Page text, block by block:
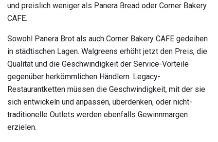
und preislich weniger als Panera Bread oder Corner Bakery
CAFE.
Sowohl Panera Brot als auch Corner Bakery CAFE gedeihen
in städtischen Lagen. Walgreens erhöht jetzt den Preis, die
Qualität und die Geschwindigkeit der Service-Vorteile
gegenüber herkömmlichen Händlern. Legacy-
Restaurantketten müssen die Geschwindigkeit, mit der sie
sich entwickeln und anpassen, überdenken, oder nicht-
traditionelle Outlets werden ebenfalls Gewinnmargen
erzielen.